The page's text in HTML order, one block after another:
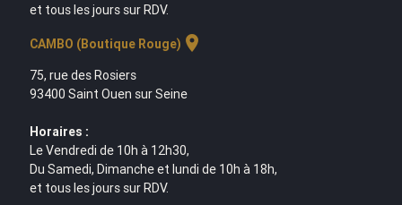
et tous les jours sur RDV.
CAMBO (Boutique Rouge) location_on
75, rue des Rosiers
93400 Saint Ouen sur Seine
Horaires :
Le Vendredi de 10h à 12h30,
Du Samedi, Dimanche et lundi de 10h à 18h,
et tous les jours sur RDV.